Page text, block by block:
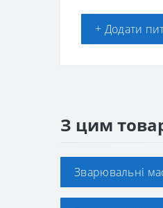
+ Додати
З цим
Зварювальні